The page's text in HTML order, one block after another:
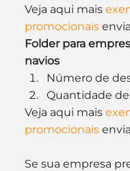
Veja aqui mais
promocionais
Folder para
navios
Número de
Quantidade
Veja aqui mais
promocionais
Se sua empresa